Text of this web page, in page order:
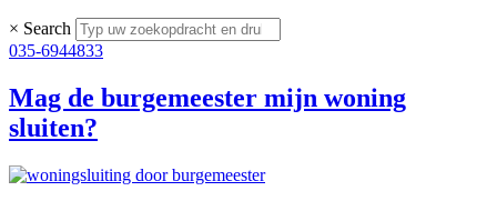
× Search
035-6944833
Mag de burgemeester mijn woning
sluiten?